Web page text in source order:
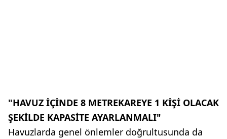
"HAVUZ İÇİNDE 8 METREKAREYE 1 KİŞİ OLACAK
ŞEKİLDE KAPASİTE AYARLANMALI"
Havuzlarda genel önlemler doğrultusunda da